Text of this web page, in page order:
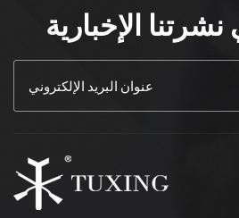
الإخبارية